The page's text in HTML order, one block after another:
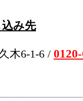
み先
木6-1-6 /